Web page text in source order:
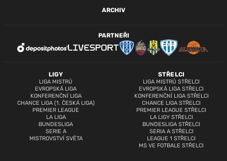
ARCHIV
LIGY
LIGA MISTRŮ
EVROPSKÁ LIGA
KONFERENČNÍ LIGA
CHANCE LIGA (1. ČESKÁ LIGA)
PREMIER LEAGUE
LA LIGA
BUNDESLIGA
SERIE A
MISTROVSTVÍ SVĚTA
STŘELCI
LIGA MISTRŮ STŘELCI
EVROPSKÁ LIGA STŘELCI
KONFERENČNÍ LIGA STŘELCI
CHANCE LIGA STŘELCI
PREMIER LEAGUE STŘELCI
LA LIGY STŘELCI
BUNDESLIGA STŘELCI
SERIA A STŘELCI
LEAGUE 1 STŘELCI
MS VE FOTBALE STŘELCI
PARTNEŘI